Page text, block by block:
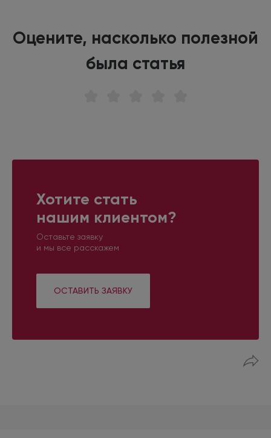
Оцените, насколько полезной
была статья
Хотите стать
нашим клиентом?
Оставьте заявку
и мы все расскажем
ОСТАВИТЬ ЗАЯВКУ